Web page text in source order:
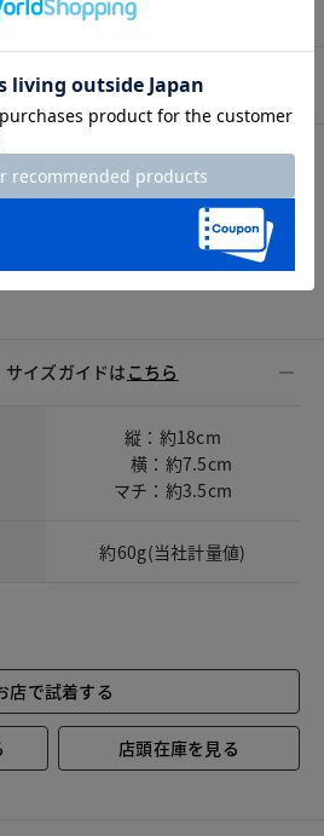
％ 裏側生地／ポリエステル100％
サイズガイドは こちら
縦：約18cm
横：約7.5cm
マチ：約3.5cm
約60g(当社計量値)
店で試着する
店頭在庫を見る